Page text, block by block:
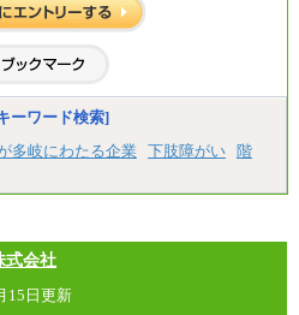
3400円～28万5900円
した場合は別途支給
与に変更はございません
ーワード検索]
多岐にわたる企業 下肢障がい 階
式会社
15日更新